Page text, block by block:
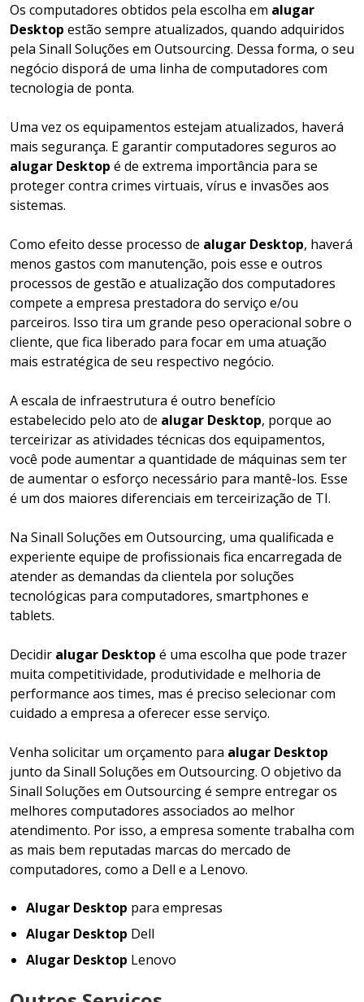
Os computadores obtidos pela escolha em alugar
Desktop estão sempre atualizados, quando adquiridos
pela Sinall Soluções em Outsourcing. Dessa forma, o seu
negócio disporá de uma linha de computadores com
tecnologia de ponta.
Uma vez os equipamentos estejam atualizados, haverá
mais segurança. E garantir computadores seguros ao
alugar Desktop é de extrema importância para se
proteger contra crimes virtuais, vírus e invasões aos
sistemas.
Como efeito desse processo de alugar Desktop, haverá
menos gastos com manutenção, pois esse e outros
processos de gestão e atualização dos computadores
compete a empresa prestadora do serviço e/ou
parceiros. Isso tira um grande peso operacional sobre o
cliente, que fica liberado para focar em uma atuação
mais estratégica de seu respectivo negócio.
A escala de infraestrutura é outro benefício
estabelecido pelo ato de alugar Desktop, porque ao
terceirizar as atividades técnicas dos equipamentos,
você pode aumentar a quantidade de máquinas sem ter
de aumentar o esforço necessário para mantê-los. Esse
é um dos maiores diferenciais em terceirização de TI.
Na Sinall Soluções em Outsourcing, uma qualificada e
experiente equipe de profissionais fica encarregada de
atender as demandas da clientela por soluções
tecnológicas para computadores, smartphones e
tablets.
Decidir alugar Desktop é uma escolha que pode trazer
muita competitividade, produtividade e melhoria de
performance aos times, mas é preciso selecionar com
cuidado a empresa a oferecer esse serviço.
Venha solicitar um orçamento para alugar Desktop
junto da Sinall Soluções em Outsourcing. O objetivo da
Sinall Soluções em Outsourcing é sempre entregar os
melhores computadores associados ao melhor
atendimento. Por isso, a empresa somente trabalha com
as mais bem reputadas marcas do mercado de
computadores, como a Dell e a Lenovo.
Alugar Desktop para empresas
Alugar Desktop Dell
Alugar Desktop Lenovo